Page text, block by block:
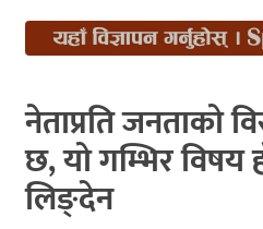
नेताप्रति जनताको
छ, यो गम्भिर विषय
लिङ्देन